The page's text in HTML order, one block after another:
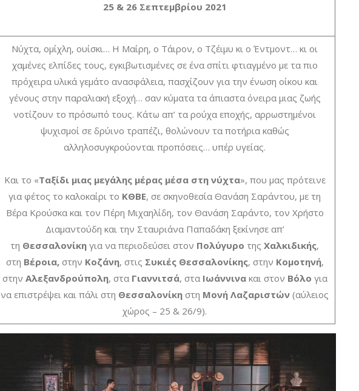
25 & 26 Σεπτεμβρίου 2021
Νύχτα, ομίχλη, ουίσκι… Η Μαίρη, ο Τάιρον, ο Τζέιμυ κι ο Έντμοντ… κι οι
χαμένες ελπίδες τους, εγκιβωτισμένες σε ένα σπίτι φτιαγμένο με τα πιο
πρόχειρα υλικά γεμάτο ανασφάλεια, πασχίζουν για την ένωση οίκου και
γένους στην παραλιακή εξοχή… σαν κύματα τα άπιαστα όνειρα μιας ζωής
νοτίζουν το πρόσωπό τους. Κάτω απ’ τα ρούχα εποχής, αρρωστημένοι
ψυχισμοί σε δρύινο τραπέζι, θολώνουν τα ποτήρια καθώς
αλληλοσυγκρούονται προπόσεις… υπέρ υγείας.
Και το «Ταξίδι μιας μεγάλης μέρας μέσα στη νύχτα», που μας πρότεινε
για φέτος το καλοκαίρι το ΚΘΒΕ, σε σκηνοθεσία Θανάση Σαράντου, με τη
Βέρα Κρούσκα και τον Πέρη Μιχαηλίδη, τον Θανάση Σαράντο, τον Χρήστο
Διαμαντούδη και την Σταυριάνα Παπαδάκη ξεκίνησε απ’
τη Θεσσαλονίκη για να περιοδεύσει στον Πολύγυρο της Χαλκιδικής,
στη Βέροια,στην Κοζάνη, στις Συκιές Θεσσαλονίκης, στην Κομοτηνή,
στην Αλεξανδρούπολη, στα Γιαννιτσά, στα Ιωάννινακαι στον Βόλο για
να επιστρέψει και πάλι στη Θεσσαλονίκη στη Μονή Λαζαριστών (αύλειος
χώρος – 25 & 26/9).